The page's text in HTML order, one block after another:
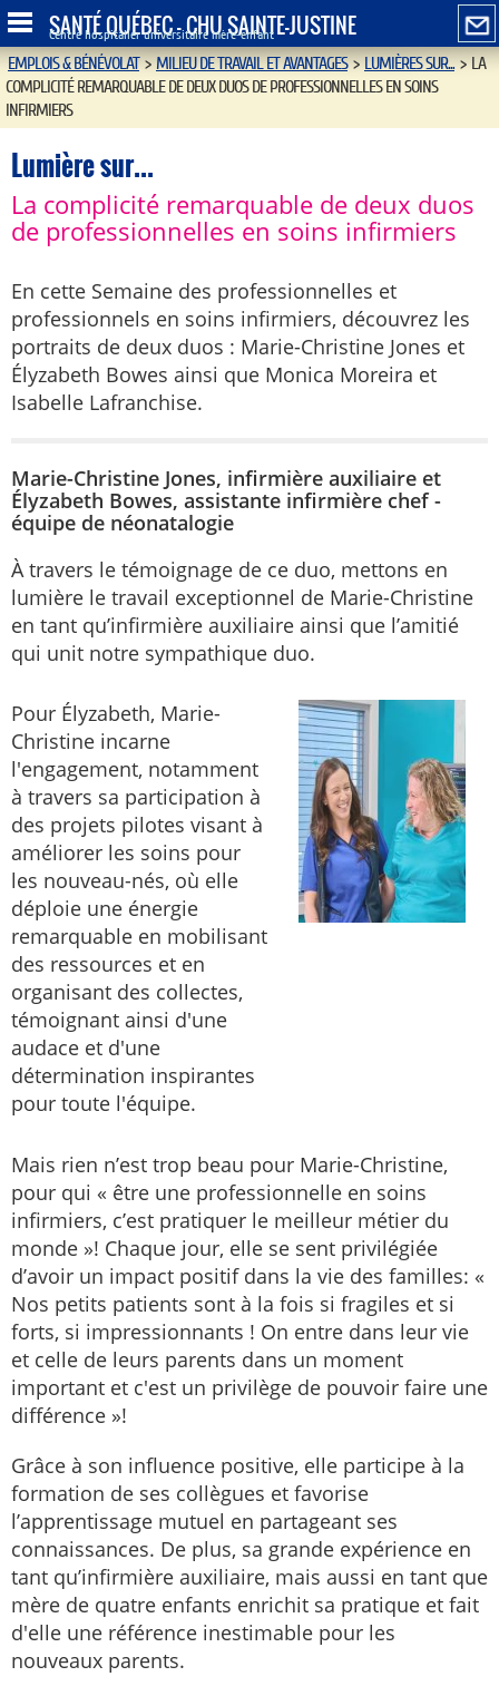
SANTÉ QUÉBEC - CHU SAINTE-JUSTINE
Centre hospitalier universitaire mère-enfant
EMPLOIS & BÉNÉVOLAT>MILIEU DE TRAVAIL ET AVANTAGES>LUMIÈRES SUR...>LA
COMPLICITÉ REMARQUABLE DE DEUX DUOS DE PROFESSIONNELLES EN SOINS
INFIRMIERS
Lumière sur...
La complicité remarquable de deux duos
de professionnelles en soins infirmiers
En cette Semaine des professionnelles et
professionnels en soins infirmiers, découvrez les
portraits de deux duos : Marie-Christine Jones et
Élyzabeth Bowes ainsi que Monica Moreira et
Isabelle Lafranchise.
Marie-Christine Jones, infirmière auxiliaire et
Élyzabeth Bowes, assistante infirmière chef -
équipe de néonatalogie
À travers le témoignage de ce duo, mettons en
lumière le travail exceptionnel de Marie-Christine
en tant qu’infirmière auxiliaire ainsi que l’amitié
qui unit notre sympathique duo.
Pour Élyzabeth, Marie-
Christine incarne
l'engagement, notamment
à travers sa participation à
des projets pilotes visant à
améliorer les soins pour
les nouveau-nés, où elle
déploie une énergie
remarquable en mobilisant
des ressources et en
organisant des collectes,
témoignant ainsi d'une
audace et d'une
détermination inspirantes
pour toute l'équipe.
Mais rien n’est trop beau pour Marie-Christine,
pour qui « être une professionnelle en soins
infirmiers, c’est pratiquer le meilleur métier du
monde »! Chaque jour, elle se sent privilégiée
d’avoir un impact positif dans la vie des familles: «
Nos petits patients sont à la fois si fragiles et si
forts, si impressionnants ! On entre dans leur vie
et celle de leurs parents dans un moment
important et c'est un privilège de pouvoir faire une
différence »!
Grâce à son influence positive, elle participe à la
formation de ses collègues et favorise
l’apprentissage mutuel en partageant ses
connaissances. De plus, sa grande expérience en
tant qu’infirmière auxiliaire, mais aussi en tant que
mère de quatre enfants enrichit sa pratique et fait
d'elle une référence inestimable pour les
nouveaux parents.